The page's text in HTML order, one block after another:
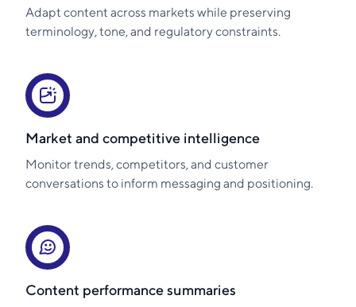
Adapt content across markets while preserving
terminology, tone, and regulatory constraints.
Market and competitive intelligence
Monitor trends, competitors, and customer
conversations to inform messaging and positioning.
Content performance summaries